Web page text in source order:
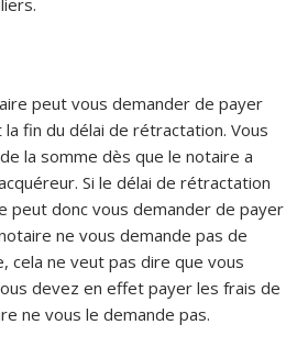
peut vous demander de payer
fin du délai de rétractation. Vous
la somme dès que le notaire a
Si le délai de rétractation
peut donc vous demander de payer
ne vous demande pas de
cela ne veut pas dire que vous
devez en effet payer les frais de
ne vous le demande pas.